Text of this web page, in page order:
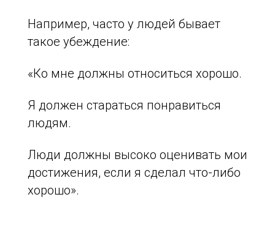
Например, часто у людей бывает
такое убеждение:
«Ко мне должны относиться хорошо.
Я должен стараться понравиться
людям.
Люди должны высоко оценивать мои
достижения, если я сделал что-либо
хорошо».